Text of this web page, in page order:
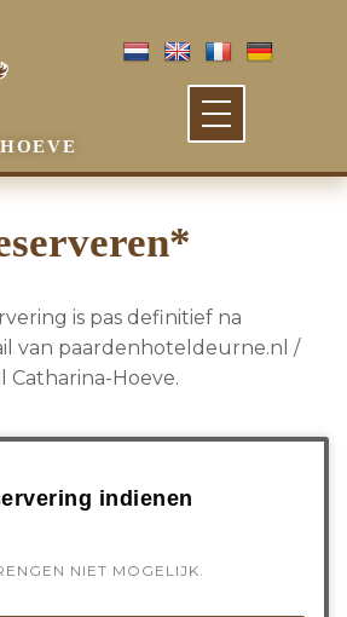
is pas definitief na
van paardenhoteldeurne.nl /
Catharina-Hoeve.
indienen
NIET MOGELIJK.